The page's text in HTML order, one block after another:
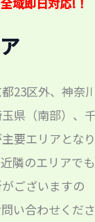
23区外、神奈川
県（南部）、千
要エリアとなり
隣のエリアでも
ございますの
い合わせくださ